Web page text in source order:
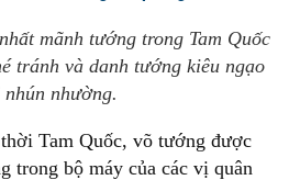
mãnh tướng trong Tam Quốc
tránh và danh tướng kiêu ngạo
nhường.
Tam Quốc, võ tướng được
trong bộ máy của các vị quân